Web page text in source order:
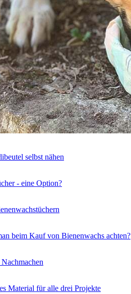
selbst nähen
- eine Option?
beim Kauf von Bienenwachs achten?
Material für alle drei Projekte